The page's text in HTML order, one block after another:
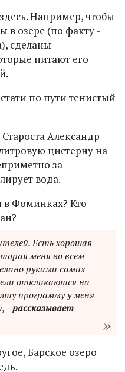
Например, чтобы
в озере (по факту -
сделаны
питают его
по пути тенистый
Александр
цистерну на
за
вода.
в Фоминках? Кто
Есть хорошая
меня во всем
руками самих
откликаются на
программу у меня
-рассказывает
Барское озеро